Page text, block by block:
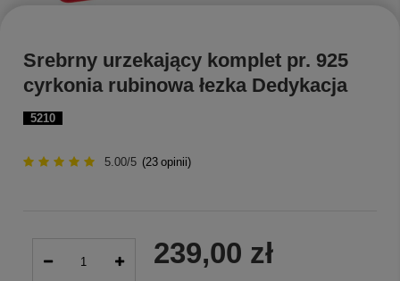
5210
Srebrny urzekający komplet pr. 925
cyrkonia rubinowa łezka Dedykacja
5.00/5 (23 opinii)
239,00 zł